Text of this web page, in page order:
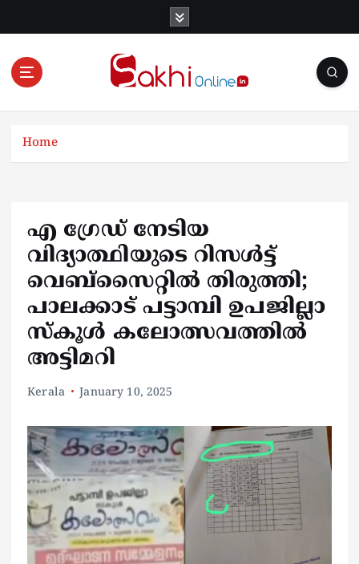
Online News Portal
Home
എ ഗ്രേഡ് നേടിയ
വിദ്യാത്ഥിയുടെ റിസൾട്ട്
വെബ്സൈറ്റിൽ തിരുത്തി;
പാലക്കാട് പട്ടാമ്പി ഉപജില്ലാ
സ്‌കൂൾ കലോത്സവത്തിൽ
അട്ടിമറി
Kerala January 10, 2025